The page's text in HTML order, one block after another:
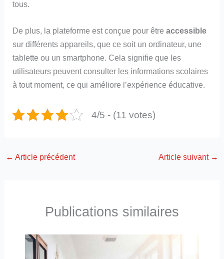
tous.
De plus, la plateforme est conçue pour êtreaccessible
sur différents appareils, que ce soit un ordinateur, une
tablette ou un smartphone. Cela signifie que les
utilisateurs peuvent consulter les informations scolaires
à tout moment, ce qui améliore l’expérience éducative.
4/5 - (11 votes)
← Article précédent Article suivant →
Publications similaires